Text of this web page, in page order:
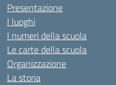
Presentazione
I luoghi
I numeri della scuola
Le carte della scuola
Organizzazione
La storia